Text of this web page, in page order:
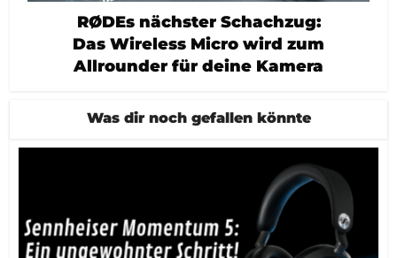
RØDEs nächster Schachzug:
Das Wireless Micro wird zum
Allrounder für deine Kamera
Was dir noch gefallen könnte